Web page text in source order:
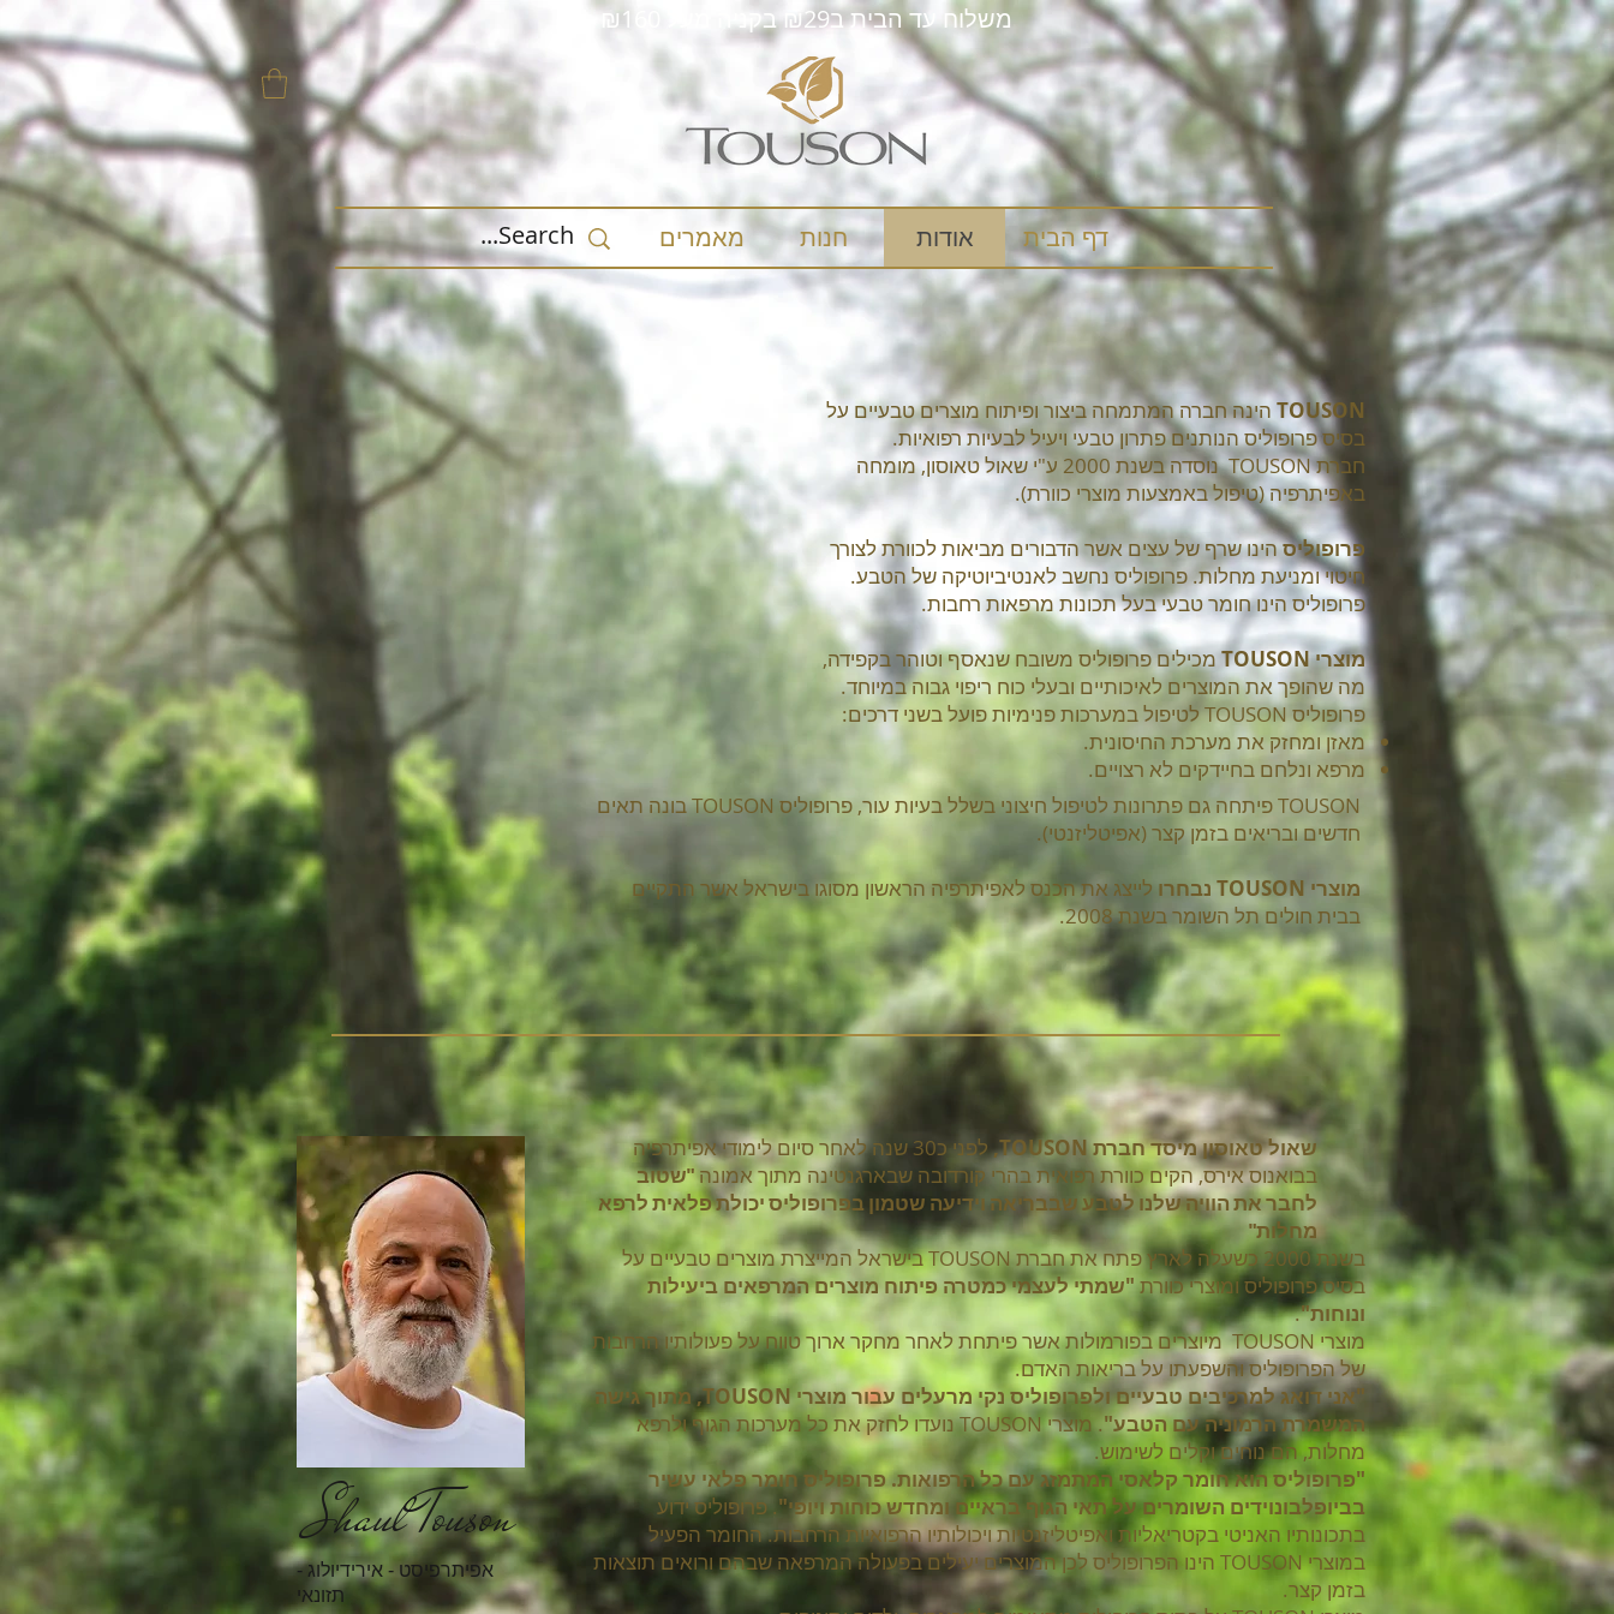
משלוח עד הבית ב₪29 בקניה מעל ₪160
דף הבית אודות חנות מאמרים
TOUSON הינה חברה המתמחה ביצור ופיתוח מוצרים טבעיים על
בסיס פרופוליס הנותנים פתרון טבעי ויעיל לבעיות רפואיות.
חברת TOUSON נוסדה בשנת 2000 ע"י שאול טאוסון, מומחה
באפיתרפיה (טיפול באמצעות מוצרי כוורת).
פרופוליסהינו שרף של עצים אשר הדבורים מביאות לכוורת לצורך
חיטוי ומניעת מחלות. פרופוליס נחשב לאנטיביוטיקה של הטבע.
פרופוליס הינו חומר טבעי בעל תכונות מרפאות רחבות.
מוצרי TOUSON
מכילים פרופוליס משובח שנאסף וטוהר בקפידה,
מה שהופך את המוצרים לאיכותיים ובעלי כוח ריפוי גבוה במיוחד.
פרופוליס TOUSON לטיפול במערכות פנימיות פועל בשני דרכים:
מאזן ומחזק את מערכת החיסונית.
מרפא ונלחם בחיידקים לא רצויים.​
TOUSON פיתחה גם פתרונות לטיפול חיצוני בשלל בעיות עור,
פרופוליס TOUSON בונה תאים
חדשים ובריאים בזמן קצר (אפיטליזנטי).
מוצרי TOUSON נבחרו
לייצג את הכנס לאפיתרפיה הראשון מסוגו בישראל אשר התקיים
בבית חולים תל השומר בשנת 2008.
Shaul Touson
אפיתרפיסט - אירידיולוג -
תזונאי
שאול טאוסון מיסד חברת TOUSON,
לפני כ30 שנה לאחר סיום לימודי אפיתרפיה
בבואנוס אירס, הקים כוורת רפואית בהרי קורדובה שבארגנטינה מתוך אמונה"שטוב
לחבר את הוויה שלנו לטבע שבבריאה וידיעה שטמון בפרופוליס יכולת פלאית לרפא
מחלות"
בשנת 2000 כשעלה לארץ פתח את חברת TOUSON בישראל המייצרת מוצרים טבעיים על
בסיס פרופוליס ומוצרי כוורת"שמתי לעצמי כמטרה פיתוח מוצרים המרפאים ביעילות
ונוחות".
מוצרי TOUSON מיוצרים בפורמולות אשר פיתחת לאחר מחקר ארוך טווח על פעולותיו הרחבות
של הפרופוליס והשפעתו על בריאות האדם.
"אני דואג למרכיבים טבעיים ולפרופוליס נקי מרעלים עבור מוצרי TOUSON, מתוך גישה
המשמרת הרמוניה עם הטבע"
. מוצרי TOUSON נועדו לחזק את כל מערכות הגוף ולרפא
מחלות, הם נוחים וקלים לשימוש.
"פרופוליס הוא חומר קלאסי המתמזג עם כל הרפואות. פרופוליס חומר פלאי עשיר
בביופלבונוידים השומרים על תאי הגוף בראיים ומחדש כוחות ויופי". פרופוליס ידוע
בתכונותיו האניטי בקטריאליות ואפיטליזנטיות ויכולותיו הרפואיות הרחבות. החומר הפעיל
במוצרי TOUSON הינו הפרופוליס לכן המוצרים יעילים בפעולה המרפאה שבהם ורואים תוצאות
בזמן קצר.